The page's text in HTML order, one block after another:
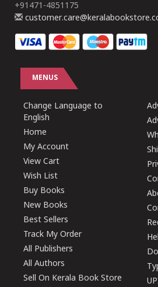
+91471-4851175
MENUS
Change Language to
English
Home
My Account
View Cart
Wish List
Buy Books
New Books
Best Sellers
Track My Order
All Publishers
All Authors
Sell On Kerala Book Store